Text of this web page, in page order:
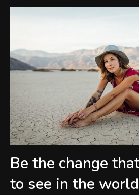
Be the change
to see in the